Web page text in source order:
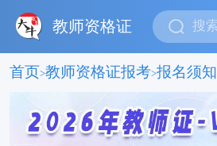
教师资格证
首页>教师资格证报考>报名须知